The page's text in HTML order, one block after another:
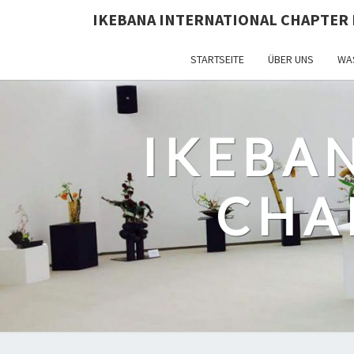
IKEBANA INTERNATIONAL
STARTSEITE ÜBER UNS